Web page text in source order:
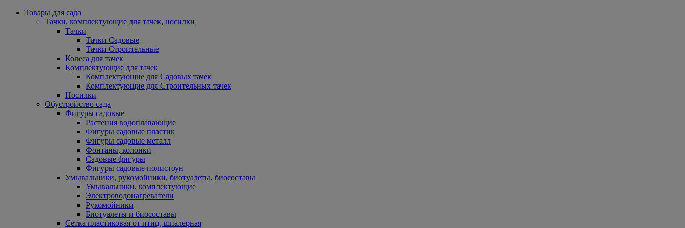
Товары для сада
Тачки, комплектующие для тачек, носилки
Тачки
Тачки Садовые
Тачки Строительные
Колеса для тачек
Комплектующие для тачек
Комплектующие для Садовых тачек
Комплектующие для Строительных тачек
Носилки
Обустройство сада
Фигуры садовые
Растения водоплавающие
Фигуры садовые пластик
Фигуры садовые металл
Фонтаны, колонки
Садовые фигуры
Фигуры садовые полистоун
Умывальники, рукомойники, биотуалеты, биосоставы
Умывальники, комплектующие
Электроводонагреватели
Рукомойники
Биотуалеты и биосоставы
Сетка пластиковая от птиц, шпалерная